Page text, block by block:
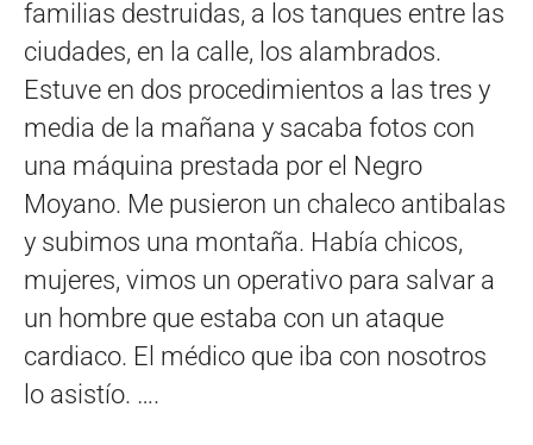
familias destruidas, a los tanques entre las
ciudades, en la calle, los alambrados.
Estuve en dos procedimientos a las tres y
media de la mañana y sacaba fotos con
una máquina prestada por el Negro
Moyano. Me pusieron un chaleco antibalas
y subimos una montaña. Había chicos,
mujeres, vimos un operativo para salvar a
un hombre que estaba con un ataque
cardiaco. El médico que iba con nosotros
lo asistío. ….